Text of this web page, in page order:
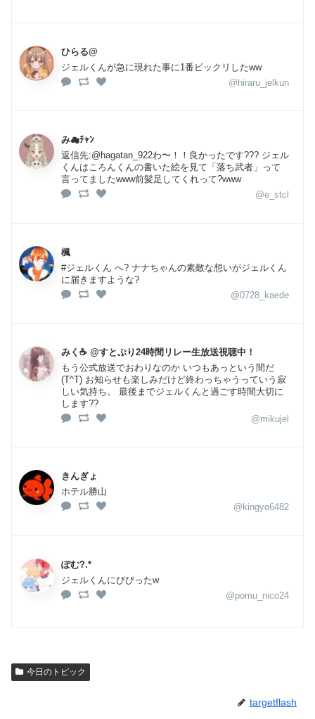
ひらる@
ジェルくんが急に現れた事に1番ビックリしたww
@hiraru_jelkun
み☁ﾁｬﾝ
返信先:@hagatan_922わ〜！！良かったです??? ジェル
くんはころんくんの書いた絵を見て「落ち武者」って
言ってましたwww前髪足してくれって?www
@e_stcl
楓
#ジェルくん へ? ナナちゃんの素敵な想いがジェルくん
に届きますような?
@0728_kaede
みく☕️ @すとぷり24時間リレー生放送視聴中！
もう公式放送でおわりなのか いつもあっという間だ
(T^T) お知らせも楽しみだけど終わっちゃうっていう寂
しい気持ち。 最後までジェルくんと過ごす時間大切に
します??
@mikujel
きんぎょ
ホテル勝山
@kingyo6482
ぽむ?.*
ジェルくんにびびったw
@pomu_nico24
今日のトピック
targetflash